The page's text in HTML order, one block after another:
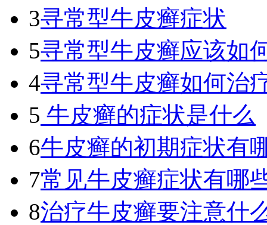
3寻常型牛皮癣症状
5寻常型牛皮癣应该如
4寻常型牛皮癣如何治
5 牛皮癣的症状是什么
6牛皮癣的初期症状有
7常见牛皮癣症状有哪
8治疗牛皮癣要注意什